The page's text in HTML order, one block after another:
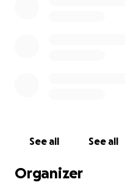
See all See all
Organizer